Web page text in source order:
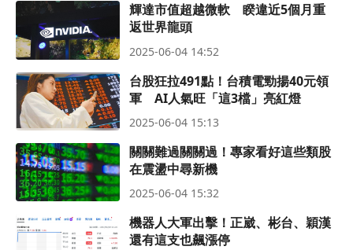
輝達市值超越微軟 睽違近5個月重
返世界龍頭
2025-06-04 14:52
台股狂拉491點！台積電勁揚40元領
軍 AI人氣旺「這3檔」亮紅燈
2025-06-04 15:13
關關難過關關過！專家看好這些類股
在震盪中尋新機
2025-06-04 15:32
機器人大軍出擊！正崴、彬台、穎漢
還有這支也飆漲停